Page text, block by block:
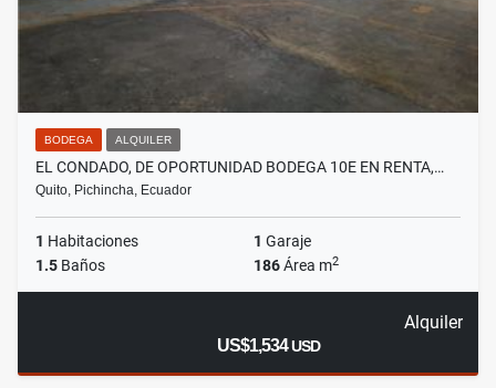
BODEGA ALQUILER
EL CONDADO, DE OPORTUNIDAD BODEGA 10E EN RENTA,…
Quito, Pichincha, Ecuador
1 Habitaciones 1 Garaje
1.5 Baños 186Área m2
Alquiler
US$1,534USD